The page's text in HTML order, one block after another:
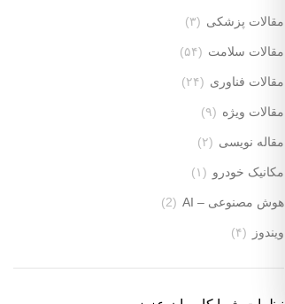
مقالات پزشکی (۳)
مقالات سلامت (۵۴)
مقالات فناوری (۲۴)
مقالات ویژه (۹)
مقاله نویسی (۲)
مکانیک خودرو (۱)
هوش مصنوعی – AI (2)
ویندوز (۴)